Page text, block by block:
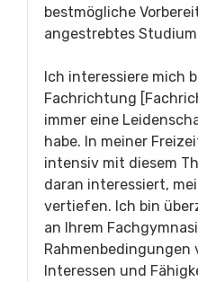
bestmögliche
angestrebtes
Ich interessiere mich
Fachrichtung
immer eine
habe. In meiner
intensiv mit diesem
daran interessiert,
vertiefen. Ich bin
an Ihrem
Rahmenbedingungen
Interessen und